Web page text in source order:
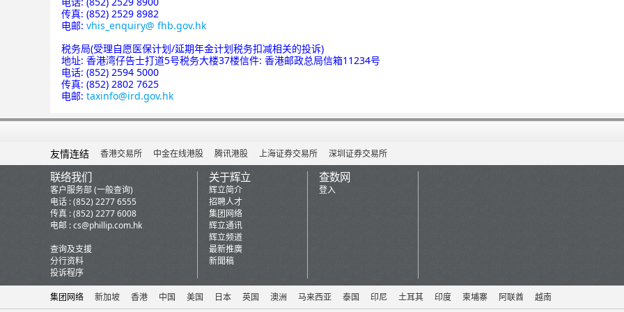
传真: (852) 2529 8982
电邮: vhis_enquiry@ fhb.gov.hk
税务局(受理自愿医保计划/延期年金计划税务扣减相关的投诉)
地址: 香港湾仔告士打道5号税务大楼37楼信件: 香港邮政总局信箱11234号
电话: (852) 2594 5000
传真: (852) 2802 7625
电邮: taxinfo@ird.gov.hk
友情连结 香港交易所 中金在线港股 腾讯港股 上海证券交易所 深圳证券交易所
联络我们
客户服务部 (一般查询)
电话 : (852) 2277 6555
传真 : (852) 2277 6008
电邮 :cs@phillip.com.hk
查询及支援
分行资料
投诉程序
关于辉立
辉立简介
招聘人才
集团网络
辉立通讯
辉立频道
最新推廣
新聞稿
查数网
登入
集团网络 新加坡 香港 中国 美国 日本 英国 澳洲 马来西亚 泰国 印尼 土耳其 印度 柬埔寨 阿联酋 越南